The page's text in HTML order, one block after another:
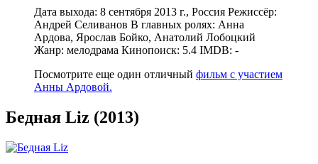
Дата выхода: 8 сентября 2013 г., Россия Режиссёр:
Андрей Селиванов В главных ролях: Анна
Ардова, Ярослав Бойко, Анатолий Лобоцкий
Жанр: мелодрама Кинопоиск: 5.4 IMDB: -
Посмотрите еще один отличный фильм с участием
Анны Ардовой.
Бедная Liz (2013)